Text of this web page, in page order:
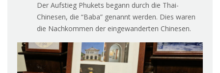
Der Aufstieg Phukets begann durch die Thai-
Chinesen, die “Baba” genannt werden. Dies waren
die Nachkommen der eingewanderten Chinesen.